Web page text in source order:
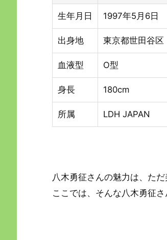
生年月日 1997年5月6日
出身地 東京都世田谷区
血液型 O型
身長 180cm
所属 LDH JAPAN
八木勇征さんの魅力は、た
ここでは、そんな八木勇征